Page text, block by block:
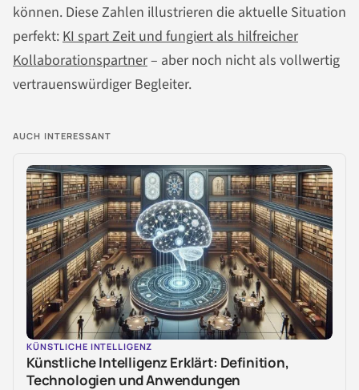
können. Diese Zahlen illustrieren die aktuelle Situation
perfekt: KI spart Zeit und fungiert als hilfreicher
Kollaborationspartner– aber noch nicht als vollwertig
vertrauenswürdiger Begleiter.
AUCH INTERESSANT
KÜNSTLICHE INTELLIGENZ
Künstliche Intelligenz Erklärt: Definition,
Technologien und Anwendungen